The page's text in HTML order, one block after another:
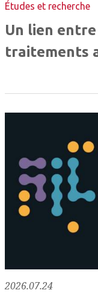
Études et recherche
Un lien
traitements
2026.07.24